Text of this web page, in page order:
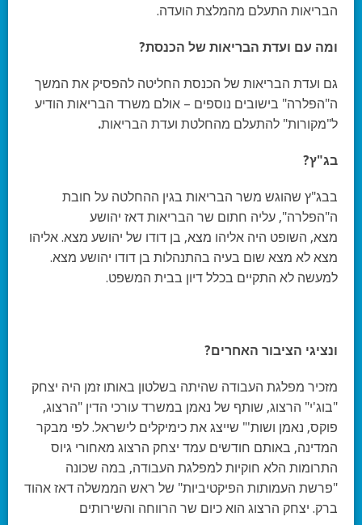
הבריאות התעלם מהמלצת הועדה.
ומה עם ועדת הבריאות של הכנסת?
גם ועדת הבריאות של הכנסת החליטה להפסיק את המשך
ה"הפלרה" בישובים נוספים – אולם משרד הבריאות הודיע
ל"מקורות" להתעלם מהחלטת ועדת הבריאות.
בג"ץ?
בבג"ץ שהוגש משר הבריאות בגין ההחלטה על חובת
ה"הפלרה", עליה חתום שר הבריאות דאז יהושע
מצא, השופט היה אליהו מצא, בן דודו של יהושע מצא. אליהו
מצא לא מצא שום בעיה בהתנהלות בן דודו יהושע מצא.
למעשה לא התקיים בכלל דיון בבית המשפט.
ונציגי הציבור האחרים?
מזכיר מפלגת העבודה שהיתה בשלטון באותו זמן היה יצחק
"בוג'י" הרצוג, שותף של נאמן במשרד עורכי הדין "הרצוג,
פוקס, נאמן ושות'" שייצג את כימיקלים לישראל. לפי מבקר
המדינה, באותם חודשים עמד יצחק הרצוג מאחורי גיוס
התרומות הלא חוקיות למפלגת העבודה, במה שכונה
"פרשת העמותות הפיקטיביות" של ראש הממשלה דאז אהוד
ברק. יצחק הרצוג הוא כיום שר הרווחה והשירותים